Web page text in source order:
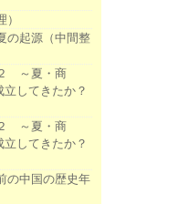
の起源（中間整
～夏・商
してきたか？
～夏・商
してきたか？
の中国の歴史年